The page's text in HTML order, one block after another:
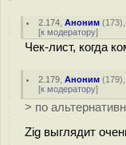
2.174 ,Аноним (173
[к модератору]
Чек-лист, когда
2.179 ,Аноним (179
[к модератору]
> по
Zig выглядит